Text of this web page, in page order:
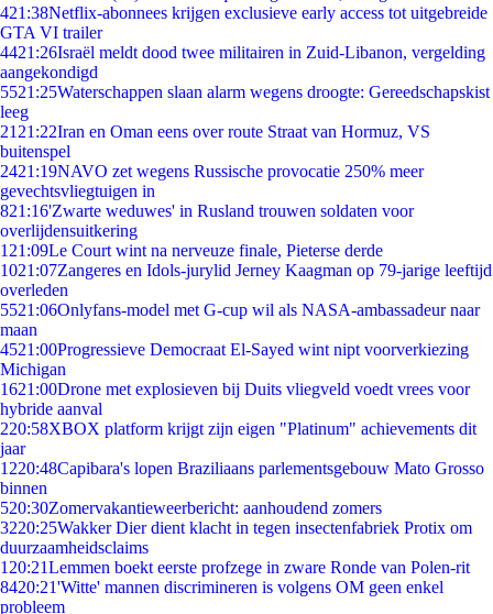
421:38Netflix-abonnees krijgen exclusieve early access tot uitgebreide
GTA VI trailer
4421:26Israël meldt dood twee militairen in Zuid-Libanon, vergelding
aangekondigd
5521:25Waterschappen slaan alarm wegens droogte: Gereedschapskist
leeg
21 21:22Iran en Oman eens over route Straat van Hormuz, VS
buitenspel
2421:19NAVO zet wegens Russische provocatie 250% meer
gevechtsvliegtuigen in
821:16'Zwarte weduwes' in Rusland trouwen soldaten voor
overlijdensuitkering
1 21:09Le Court wint na nerveuze finale, Pieterse derde
1021:07Zangeres en Idols-jurylid Jerney Kaagman op 79-jarige leeftijd
overleden
5521:06Onlyfans-model met G-cup wil als NASA-ambassadeur naar
maan
4521:00Progressieve Democraat El-Sayed wint nipt voorverkiezing
Michigan
1621:00Drone met explosieven bij Duits vliegveld voedt vrees voor
hybride aanval
220:58XBOX platform krijgt zijn eigen "Platinum" achievements dit
jaar
1220:48Capibara's lopen Braziliaans parlementsgebouw Mato Grosso
binnen
520:30Zomervakantieweerbericht: aanhoudend zomers
3220:25Wakker Dier dient klacht in tegen insectenfabriek Protix om
duurzaamheidsclaims
1 20:21Lemmen boekt eerste profzege in zware Ronde van Polen-rit
8420:21'Witte' mannen discrimineren is volgens OM geen enkel
probleem